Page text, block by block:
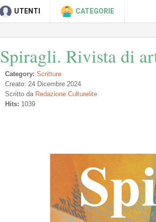
UTENTI CATEGORIE
Spiragli. Rivista di
Category: Scritture
Creato: 24 Dicembre 2024
Scritto da Redazione Culturelite
Hits: 1039